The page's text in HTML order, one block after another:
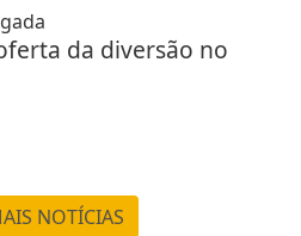
da diversão no
NOTÍCIAS